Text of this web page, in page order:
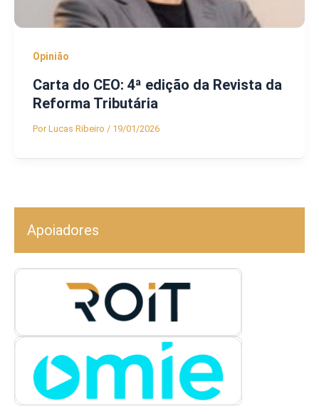
Opinião
Carta do CEO: 4ª edição da Revista da
Reforma Tributária
PorLucas Ribeiro / 19/01/2026
Apoiadores